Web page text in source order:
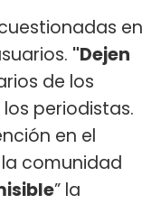
en
"Dejen
de los
periodistas.
en el
comunidad
” la